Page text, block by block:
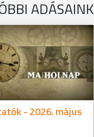
ADÁSAINK
- 2026. május